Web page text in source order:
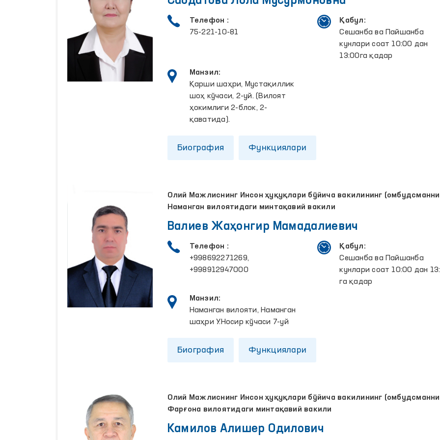
Телефон :
75-221-10-81
Қабул:
Сешанба ва Пайшанба
кунлари соат 10:00 дан
13:00га қадар
Манзил:
Қарши шаҳри, Мустақиллик
шоҳ кўчаси, 2-уй. (Вилоят
ҳокимлиги 2-блок, 2-
қаватида).
Биография Функциялари
Олий Мажлиснинг Инсон ҳуқуқлари бўйича вакилининг
Наманган вилоятидаги минтақавий вакили
Валиев Жаҳонгир Мамадалиевич
Телефон :
+998692271269,
+998912947000
Қабул:
Сешанба ва Пайшанба
кунлари соат 10:00 дан
га қадар
Манзил:
Наманган вилояти, Наманган
шаҳри У.Носир кўчаси 7-уй
Биография Функциялари
Олий Мажлиснинг Инсон ҳуқуқлари бўйича вакилининг
Фарғона вилоятидаги минтақавий вакили
Камилов Алишер Одилович